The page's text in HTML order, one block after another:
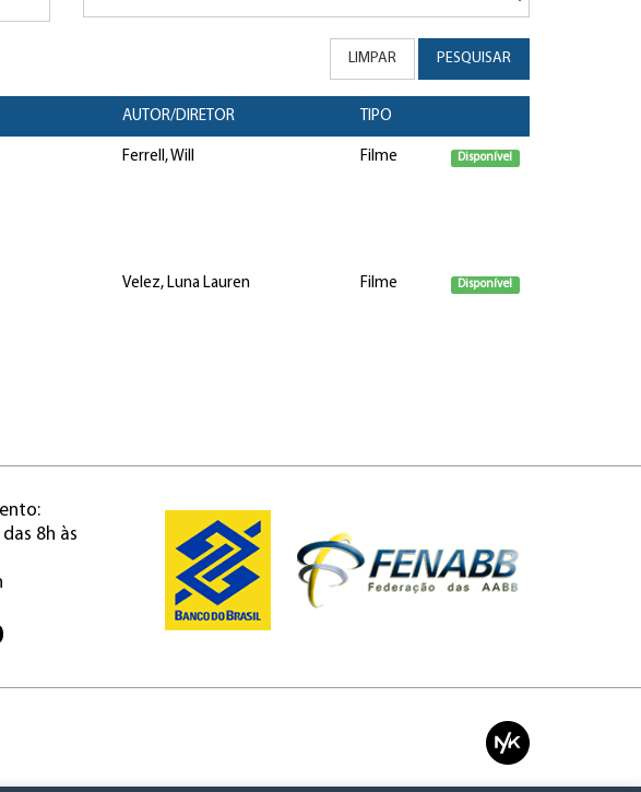
LIMPAR PESQUISAR
AUTOR/DIRETOR TIPO
Ferrell, Will Filme Disponível
Velez, Luna Lauren Filme Disponível
8h às